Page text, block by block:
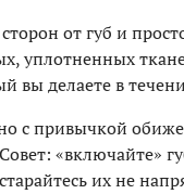
от губ и
уплотненных
вы делаете в
с привычкой
«включайте»
их не